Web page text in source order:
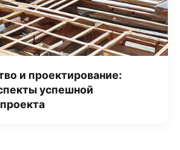
и проектирование:
успешной